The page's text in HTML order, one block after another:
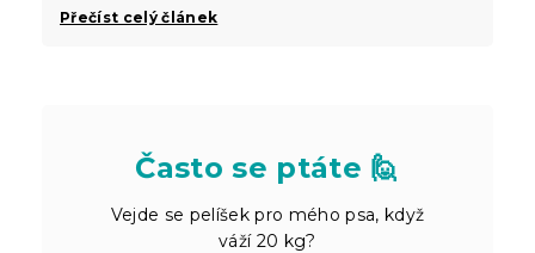
Přečíst celý článek
Často se ptáte 🙋
Vejde se pelíšek pro mého psa, když
váží 20 kg?